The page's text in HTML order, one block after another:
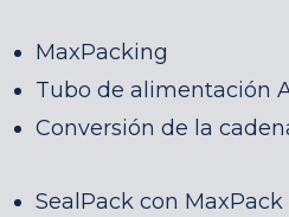
MaxPacking
Tubo de alimentación
Conversión de la
SealPack con MaxPack